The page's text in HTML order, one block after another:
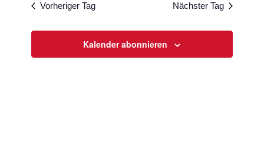
Vorheriger Tag Nächster Tag
Kalender abonnieren